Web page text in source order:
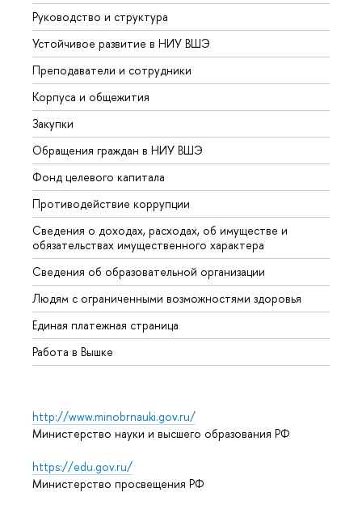
Руководство и структура
Устойчивое развитие в НИУ ВШЭ
Преподаватели и сотрудники
Корпуса и общежития
Закупки
Обращения граждан в НИУ ВШЭ
Фонд целевого капитала
Противодействие коррупции
Сведения о доходах, расходах, об имуществе и
обязательствах имущественного характера
Сведения об образовательной организации
Людям с ограниченными возможностями здоровья
Единая платежная страница
Работа в Вышке
http://www.minobrnauki.gov.ru/
Министерство науки и высшего образования РФ
https://edu.gov.ru/
Министерство просвещения РФ